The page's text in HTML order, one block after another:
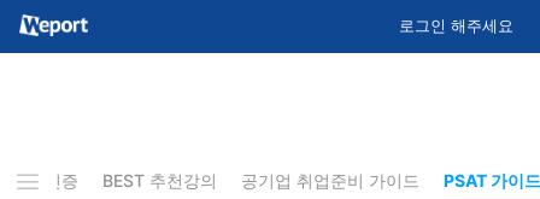
로그인 해주세요
합격인증 BEST 추천강의 공기업 취업준비 가이드 PSAT 가이드